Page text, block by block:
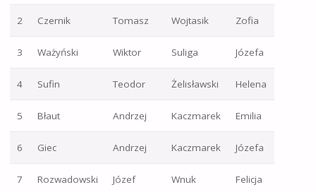
2 Czernik Tomasz Wojtasik Zofia
3 Ważyński Wiktor Suliga Józefa
4 Sufin Teodor Żelisławski Helena
5 Błaut Andrzej Kaczmarek Emilia
6 Giec Andrzej Kaczmarek Józefa
7 Rozwadowski Józef Wnuk Felicja